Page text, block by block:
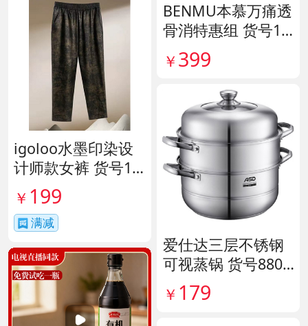
igoloo水墨印染设
计师款女裤 货号14
1653
￥ 199
满减
BENMU本慕万痛透
骨消特惠组 货号13
5254
￥ 399
爱仕达三层不锈钢
可视蒸锅 货号8807
￥ 179